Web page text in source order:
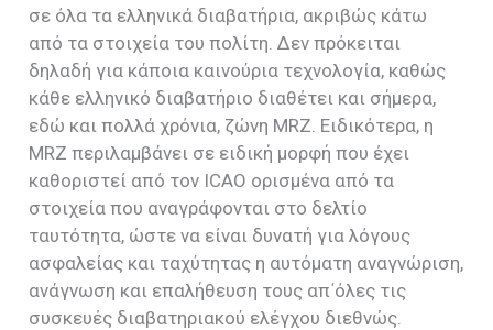
σε όλα τα ελληνικά διαβατήρια, ακριβώς κάτω
από τα στοιχεία του πολίτη. Δεν πρόκειται
δηλαδή για κάποια καινούρια τεχνολογία, καθώς
κάθε ελληνικό διαβατήριο διαθέτει και σήμερα,
εδώ και πολλά χρόνια, ζώνη MRZ. Ειδικότερα, η
MRZ περιλαμβάνει σε ειδική μορφή που έχει
καθοριστεί από τον ΙCAO ορισμένα από τα
στοιχεία που αναγράφονται στο δελτίο
ταυτότητα, ώστε να είναι δυνατή για λόγους
ασφαλείας και ταχύτητας η αυτόματη αναγνώριση,
ανάγνωση και επαλήθευση τους απ΄όλες τις
συσκευές διαβατηριακού ελέγχου διεθνώς.